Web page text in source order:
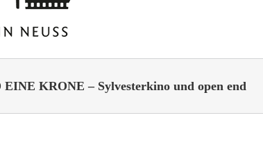
KRONE – Sylvesterkino und open end